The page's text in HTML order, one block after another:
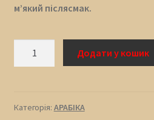
м’який післясмак.
АРАБІКА
Додати у кошик
Категорія: АРАБІКА